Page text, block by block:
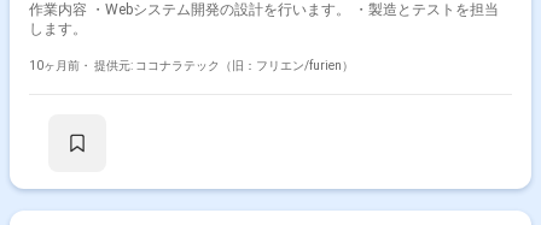
作業内容 ・Webシステム開発の設計を行います。 ・製造とテストを担当
します。
10ヶ月前・ 提供元: ココナラテック（旧：フリエン/furien）